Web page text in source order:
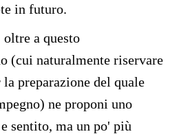
in futuro.
oltre a questo
(cui naturalmente riservare
preparazione del quale
ne proponi uno
sentito, ma un po' più